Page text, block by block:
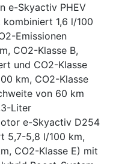
e-Skyactiv PHEV
1,6 l/100
Emissionen
CO2-Klasse B,
und CO2-Klasse
km, CO2-Klasse
von 60 km
Liter
e-Skyactiv D254
5,7-5,8 l/100 km,
CO2-Klasse E) mit